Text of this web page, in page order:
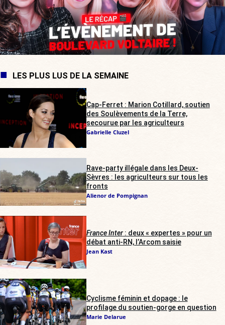
LES PLUS LUS DE LA SEMAINE
Cap-Ferret : Marion Cotillard, soutien
des Soulèvements de la Terre,
secourue par les agriculteurs
Gabrielle Cluzel
Rave-party illégale dans les Deux-
Sèvres : les agriculteurs sur tous les
fronts
Alienor de Pompignan
France Inter: deux « expertes » pour un
débat anti-RN, l’Arcom saisie
Jean Kast
Cyclisme féminin et dopage : le
profilage du soutien-gorge en question
Marie Delarue